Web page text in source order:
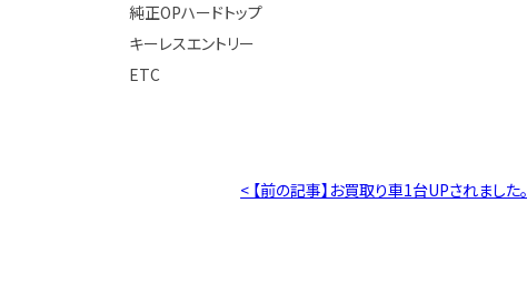
純正OPハードトップ
キーレスエントリー
ETC
< 【前の記事】お買取り車1台UPされました。